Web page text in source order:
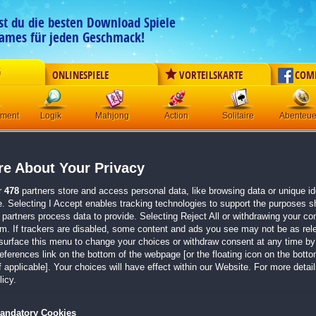
du die besten Download Spiele
für jeden Geschmack!
ONLINESPIELE VORTEILSKARTE
Logik Mahjong Action Solitaire
Enchanted Kingdom:
Originaltitel:
Entwickler: Domini Games
von1 Mitgliedern
Wimmelbild | Größe: 1042.4 MB
Erlebe eine fesselnde Geschichte voller Intrigen
About Your Privacy
478 partners store and access personal data, like browsing data or unique
Selecting I Accept enables tracking technologies to support the purposes
partners process data to provide. Selecting Reject All or withdrawing your
If trackers are disabled, some content and ads you see may not be as
this menu to change your choices or withdraw consent at any time
link on the bottom of the webpage [or the floating icon on the
applicable]. Your choices will have effect within our Website. For more
Cookies